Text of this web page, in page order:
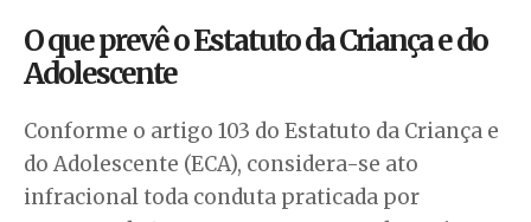
O que prevê o Estatuto da Criança e do
Adolescente
Conforme o artigo 103 do Estatuto da Criança e
do Adolescente (ECA), considera-se ato
infracional toda conduta praticada por